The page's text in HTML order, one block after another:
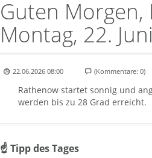
Guten
Montag, 22.
22.06.2026 08:00 (Kommentare: 0)
Rathenow startet sonnig und
werden bis zu 28 Grad erreicht.
☝ Tipp des Tages